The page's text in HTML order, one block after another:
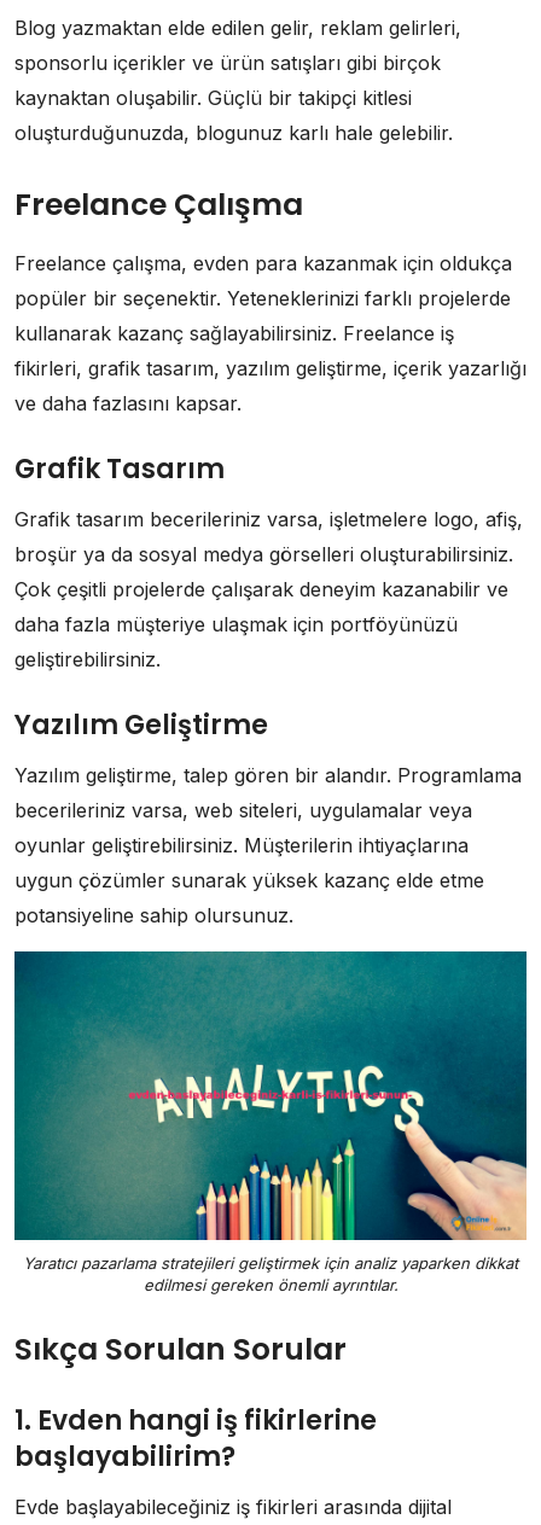
Blog yazmaktan elde edilen gelir, reklam gelirleri,
sponsorlu içerikler ve ürün satışları gibi birçok
kaynaktan oluşabilir. Güçlü bir takipçi kitlesi
oluşturduğunuzda, blogunuz karlı hale gelebilir.
Freelance Çalışma
Freelance çalışma, evden para kazanmak için oldukça
popüler bir seçenektir. Yeteneklerinizi farklı projelerde
kullanarak kazanç sağlayabilirsiniz. Freelance iş
fikirleri, grafik tasarım, yazılım geliştirme, içerik yazarlığı
ve daha fazlasını kapsar.
Grafik Tasarım
Grafik tasarım becerileriniz varsa, işletmelere logo, afiş,
broşür ya da sosyal medya görselleri oluşturabilirsiniz.
Çok çeşitli projelerde çalışarak deneyim kazanabilir ve
daha fazla müşteriye ulaşmak için portföyünüzü
geliştirebilirsiniz.
Yazılım Geliştirme
Yazılım geliştirme, talep gören bir alandır. Programlama
becerileriniz varsa, web siteleri, uygulamalar veya
oyunlar geliştirebilirsiniz. Müşterilerin ihtiyaçlarına
uygun çözümler sunarak yüksek kazanç elde etme
potansiyeline sahip olursunuz.
Yaratıcı pazarlama stratejileri geliştirmek için analiz yaparken dikkat
edilmesi gereken önemli ayrıntılar.
Sıkça Sorulan Sorular
1. Evden hangi iş fikirlerine
başlayabilirim?
Evde başlayabileceğiniz iş fikirleri arasında dijital